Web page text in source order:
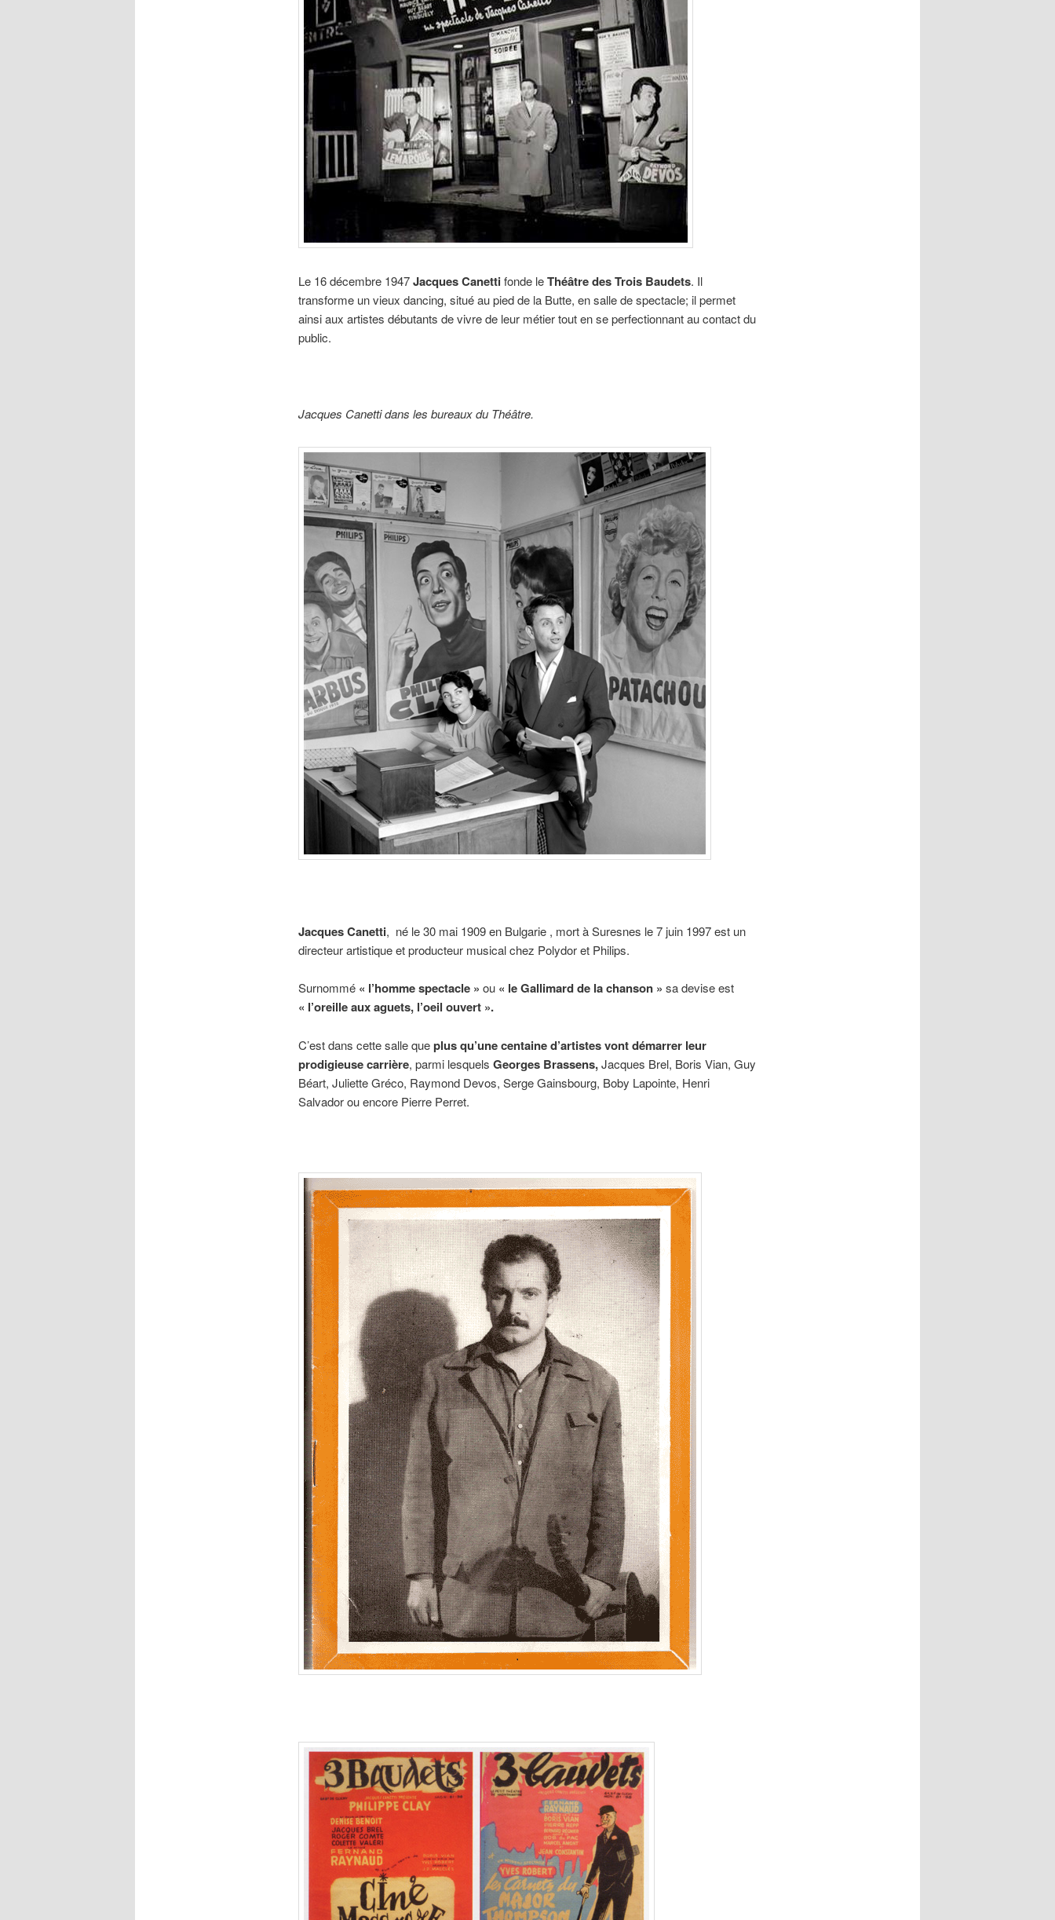
Le 16 décembre 1947Jacques Canettifonde leThéâtre des Trois Baudets. Il
transforme un vieux dancing, situé au pied de la Butte, en salle de spectacle; il permet
ainsi aux artistes débutants de vivre de leur métier tout en se perfectionnant au contact du
public.
Jacques Canetti dans les bureaux du Théâtre.
Jacques Canetti, né le 30 mai 1909 en Bulgarie , mort à Suresnes le 7 juin 1997 est un
directeur artistique et producteur musical chez Polydor et Philips.
Surnommé « l’homme spectacle » ou « le Gallimard de la chanson » sa devise est
« l’oreille aux aguets, l’oeil ouvert ».
C’est dans cette salle queplus qu’une centaine d’artistes vont démarrer leur
prodigieuse carrière, parmi lesquels Georges Brassens,Jacques Brel, Boris Vian, Guy
Béart, Juliette Gréco, Raymond Devos, Serge Gainsbourg, Boby Lapointe, Henri
Salvador ou encore Pierre Perret.